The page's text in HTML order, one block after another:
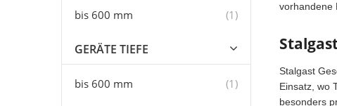
vorhandene
Stalgast
Einsatz, wo
besonders
bis 600 mm 1 Artikel
GERÄTE TIEFE
bis 600 mm 1 Artikel